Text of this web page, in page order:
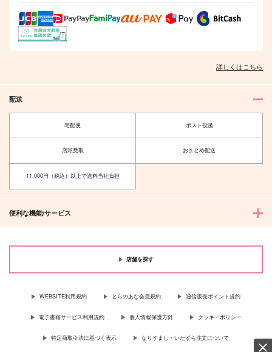
詳しくはこちら
配送
宅配便 ポスト投函
店頭受取 おまとめ配送
11,000円（税込）以上で送料当社負担
便利な機能/サービス
店舗を探す
WEBSITE利用規約 とらのあな会員規約 通信販売ポイント規約
電子書籍サービス利用規約 個人情報保護方針 クッキーポリシー
特定商取引法に基づく表示 なりすまし・いたずら注文について